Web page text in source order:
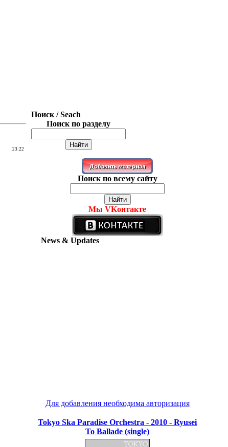
23:22
Поиск / Seach
Поиск по разделу
Поиск по всему сайту
Мы VKонтакте
News & Updates
Для добавления необходима авторизация
Tokyo Ska Paradise Orchestra - 2010 - Ryusei
To Ballade (single)